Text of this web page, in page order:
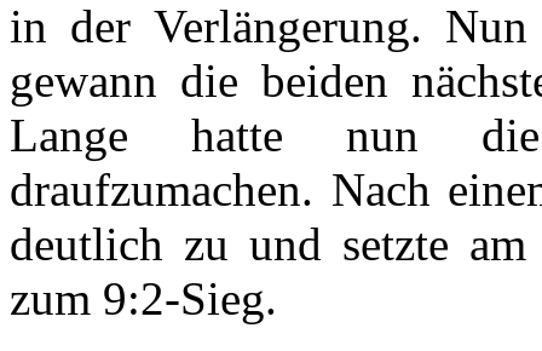
in der Verlängerung.
gewann die beiden
Lange hatte nun
draufzumachen. Nach
deutlich zu und setzte
zum 9:2-Sieg.